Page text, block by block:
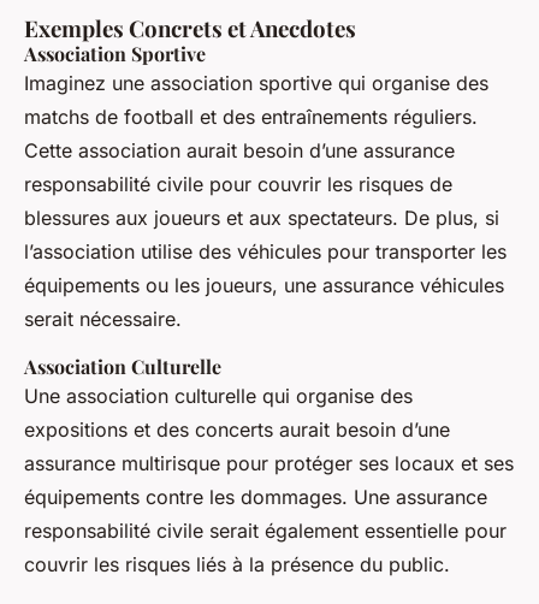
Exemples Concrets et Anecdotes
Association Sportive
Imaginez une association sportive qui organise des
matchs de football et des entraînements réguliers.
Cette association aurait besoin d’une assurance
responsabilité civile pour couvrir les risques de
blessures aux joueurs et aux spectateurs. De plus, si
l’association utilise des véhicules pour transporter les
équipements ou les joueurs, une assurance véhicules
serait nécessaire.
Association Culturelle
Une association culturelle qui organise des
expositions et des concerts aurait besoin d’une
assurance multirisque pour protéger ses locaux et ses
équipements contre les dommages. Une assurance
responsabilité civile serait également essentielle pour
couvrir les risques liés à la présence du public.